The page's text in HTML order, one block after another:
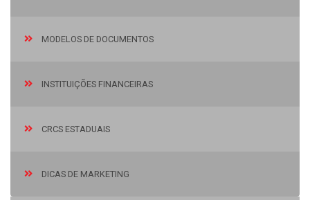
MODELOS DE DOCUMENTOS
INSTITUIÇÕES FINANCEIRAS
CRCS ESTADUAIS
DICAS DE MARKETING